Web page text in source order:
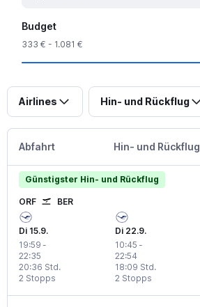
Budget
333 € - 1.081 €
Airlines Hin- und Rückflug
Abfahrt Hin- und Rückflug
Günstigster Hin- und Rückflug
ORF BER
Di 15.9.
19:59 -
22:35
2 Stopps
20:36 Std.
Di 22.9.
10:45 -
22:54
2 Stopps
18:09 Std.